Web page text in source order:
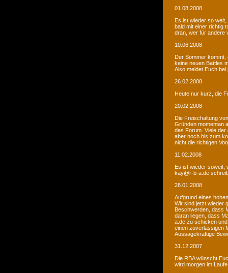
01.08.2008
Es ist wieder so weit,
bald mit einer richtig
dran, wer für andere
10.06.2008
Der Sommer kommt,
keine neuen Battles
Also meldet Euch
26.02.2008
Heute nur kurz, die
20.02.2008
Die Freischaltung
Gründen momentan
das Forum. Viele
aber noch bis zum
nicht die richtigen
11.02.2008
Es ist wieder soweit,
kay@r-b-a.de
28.01.2008
Aufgrund eines
Wir sind jetzt wieder
Beschwerden, dass
daran liegen, dass
a.de zu schicken
einen zuverlässigen
Aussagekräftige
31.12.2007
Die RBA wünscht
wird morgen im